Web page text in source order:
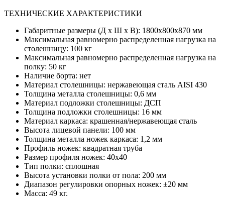
ТЕХНИЧЕСКИЕ ХАРАКТЕРИСТИКИ
Габаритные размеры (Д х Ш х В): 1800х800х870 мм
Максимальная равномерно распределенная нагрузка на
столешницу: 100 кг
Максимальная равномерно распределенная нагрузка на
полку: 50 кг
Наличие борта: нет
Материал столешницы: нержавеющая сталь AISI 430
Толщина металла столешницы: 0,6 мм
Материал подложки столешницы: ДСП
Толщина подложки столешницы: 16 мм
Материал каркаса: крашенная/нержавеющая сталь
Высота лицевой панели: 100 мм
Толщина металла ножек каркаса: 1,2 мм
Профиль ножек: квадратная труба
Размер профиля ножек: 40х40
Тип полки: сплошная
Высота установки полки от пола: 200 мм
Диапазон регулировки опорных ножек: ±20 мм
Масса: 49 кг.